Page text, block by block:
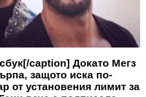
caption] Докато Мегз
защото иска по-
от установения лимит за